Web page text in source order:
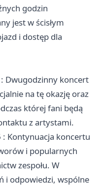
godzin
jest w ścisłym
i dostęp dla
: Dwugodzinny koncert
na tę okazję oraz
której fani będą
z artystami.
: Kontynuacja koncertu
i popularnych
zespołu. W
i odpowiedzi, wspólne